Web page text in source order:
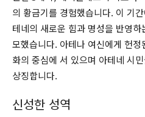
의 황금기를 경험했습니다. 이 기
테네의 새로운 힘과 명성을 반영
모했습니다. 아테나 여신에게 헌
화의 중심에 서 있으며 아테네 시
상징합니다.
신성한 성역